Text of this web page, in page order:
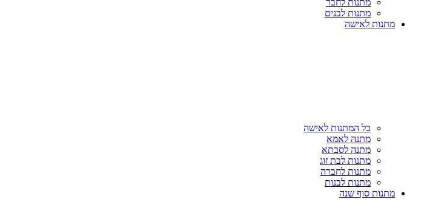
מתנות לחבר
מתנות לבנים
מתנות לאישה
כל המתנות לאישה
מתנה לאמא
מתנה לסבתא
מתנות לבת זוג
מתנות לחברה
מתנות לבנות
מתנות סוף שנה